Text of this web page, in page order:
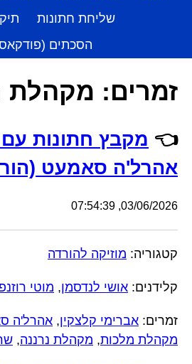
שליחת חתונות
הסכתים
זמרים: מקהלת
👈 מקבץ חתונות
אהרל'ה סאמעט
03/06/2026, 07:54:39
קטגוריה: מוזיקה להורדה
קלידנים: אושי לנדסמן, מוטי
זמרים: אברימי קלצקין, אהרל'ה
מקהלת מלכות, מקהלת נרננה,